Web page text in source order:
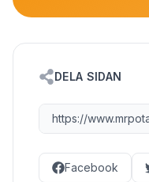
DELA SIDAN
Facebook